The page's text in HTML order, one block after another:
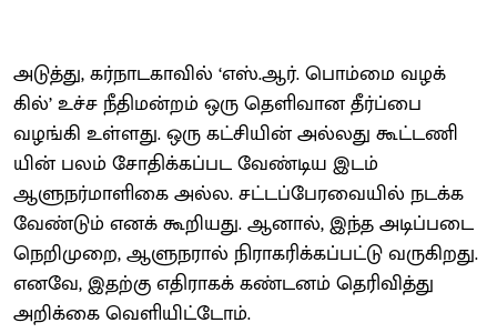
அடுத்​து, கர்​நாட​கா​வில் ‘எஸ்​.ஆர். பொம்மை வழக்​
கில்’ உச்ச நீதி​மன்​றம் ஒரு தெளி​வான தீர்ப்பை
வழங்கி உள்​ளது. ஒரு கட்​சி​யின் அல்​லது கூட்​ட​ணி​
யின் பலம் சோதிக்​கப்பட வேண்​டிய இடம்
ஆளுநர்மாளிகை அல்ல. சட்​டப்​பேர​வை​யில் நடக்க
வேண்​டும் எனக் கூறியது. ஆனால், இந்த அடிப்​படை
நெறி​முறை, ஆளுந​ரால் நிராகரிக்​கப்​பட்டு வரு​கிறது.
எனவே, இதற்கு எதி​ராகக் கண்​டனம் தெரி​வித்து
அறிக்கை வெளி​யிட்​டோம்.